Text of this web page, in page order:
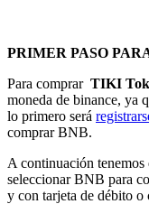
PRIMER PASO
Para comprar TIKI
moneda de binance, ya
lo primero será
comprar BNB.
A continuación
seleccionar BNB para
y con tarjeta de débito o